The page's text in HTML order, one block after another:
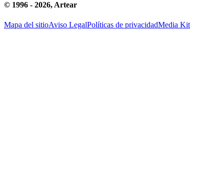
© 1996 - 2026, Artear
Mapa del sitioAviso LegalPolíticas de privacidadMedia Kit